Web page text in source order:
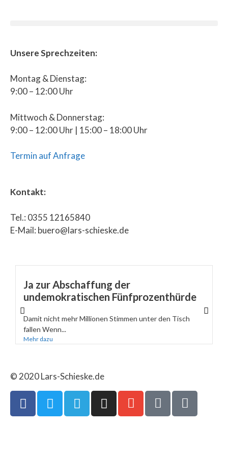
Unsere Sprechzeiten:
Montag & Dienstag:
9:00 – 12:00 Uhr
Mittwoch & Donnerstag:
9:00 – 12:00 Uhr | 15:00 – 18:00 Uhr
Termin auf Anfrage
Kontakt:
Tel.: 0355 12165840
E-Mail: buero@lars-schieske.de
Ja zur Abschaffung der
undemokratischen Fünfprozenthürde
Damit nicht mehr Millionen Stimmen unter den Tisch
fallen Wenn...
Mehr dazu
© 2020 Lars-Schieske.de